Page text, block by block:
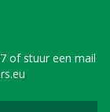
of stuur een mail